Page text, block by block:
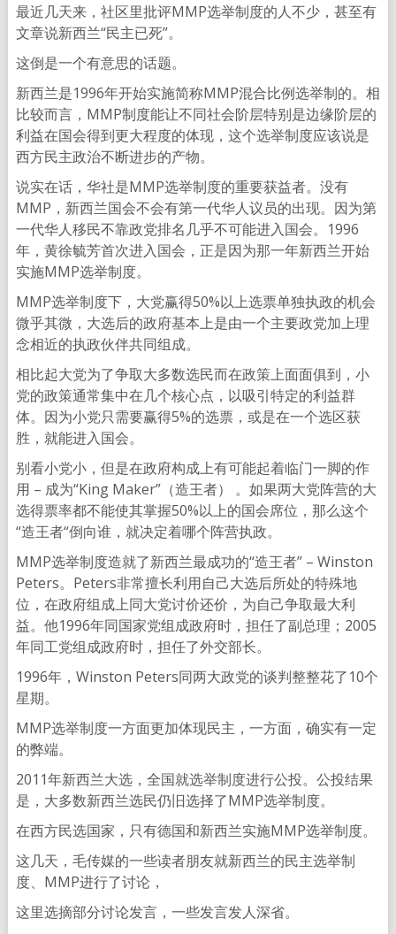
最近几天来，社区里批评MMP选举制度的人不少，甚至有
文章说新西兰“民主已死”。
这倒是一个有意思的话题。
新西兰是1996年开始实施简称MMP混合比例选举制的。相
比较而言，MMP制度能让不同社会阶层特别是边缘阶层的
利益在国会得到更大程度的体现，这个选举制度应该说是
西方民主政治不断进步的产物。
说实在话，华社是MMP选举制度的重要获益者。没有
MMP，新西兰国会不会有第一代华人议员的出现。因为第
一代华人移民不靠政党排名几乎不可能进入国会。1996
年，黄徐毓芳首次进入国会，正是因为那一年新西兰开始
实施MMP选举制度。
MMP选举制度下，大党赢得50%以上选票单独执政的机会
微乎其微，大选后的政府基本上是由一个主要政党加上理
念相近的执政伙伴共同组成。
相比起大党为了争取大多数选民而在政策上面面俱到，小
党的政策通常集中在几个核心点，以吸引特定的利益群
体。因为小党只需要赢得5%的选票，或是在一个选区获
胜，就能进入国会。
别看小党小，但是在政府构成上有可能起着临门一脚的作
用 – 成为“King Maker”（造王者） 。如果两大党阵营的大
选得票率都不能使其掌握50%以上的国会席位，那么这个
“造王者“倒向谁，就决定着哪个阵营执政。
MMP选举制度造就了新西兰最成功的“造王者” – Winston
Peters。Peters非常擅长利用自己大选后所处的特殊地
位，在政府组成上同大党讨价还价，为自己争取最大利
益。他1996年同国家党组成政府时，担任了副总理；2005
年同工党组成政府时，担任了外交部长。
1996年，Winston Peters同两大政党的谈判整整花了10个
星期。
MMP选举制度一方面更加体现民主，一方面，确实有一定
的弊端。
2011年新西兰大选，全国就选举制度进行公投。公投结果
是，大多数新西兰选民仍旧选择了MMP选举制度。
在西方民选国家，只有德国和新西兰实施MMP选举制度。
这几天，毛传媒的一些读者朋友就新西兰的民主选举制
度、MMP进行了讨论，
这里选摘部分讨论发言，一些发言发人深省。